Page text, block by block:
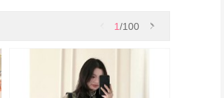
1/100 